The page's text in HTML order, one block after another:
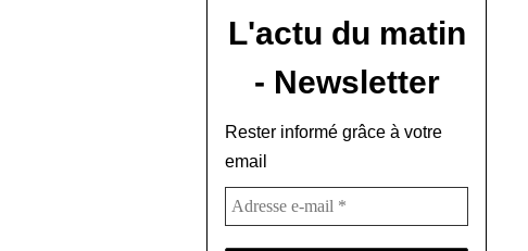
L'actu du matin
- Newsletter
Rester informé grâce à votre
email